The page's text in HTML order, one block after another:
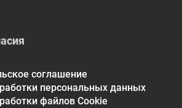
соглашение
персональных данных
файлов Cookie